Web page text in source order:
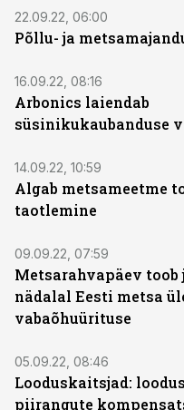
22.09.22, 06:00
Põllu- ja
16.09.22, 08:16
Arbonics laiendab
süsinikukaubanduse
14.09.22, 10:59
Algab metsameetme
taotlemine
09.09.22, 07:59
Metsarahvapäev toob
nädalal Eesti metsa
vabaõhuürituse
05.09.22, 08:46
Looduskaitsjad:
piirangute